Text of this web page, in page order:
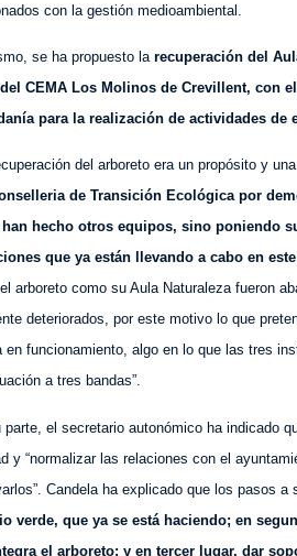
con la gestión medioambiental.
se ha propuesto la recuperación del
CEMA Los Molinos de Crevillent, con
para la realización de actividades de
del arboreto era un propósito y
de Transición Ecológica por
hecho otros equipos, sino poniendo
que ya están llevando a cabo en
arboreto como su Aula Naturaleza fueron
deteriorados, por este motivo lo que
en funcionamiento, algo en lo que las tres
a tres bandas”.
parte, el secretario autonómico ha indicado
y “normalizar las relaciones con el
Candela ha explicado que los pasos a
verde, que ya se está haciendo; en
el arboreto; y en tercer lugar, dar